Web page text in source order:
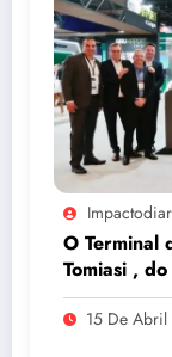
O Terminal
Tomiasi ,
prêmio da
America
15 De